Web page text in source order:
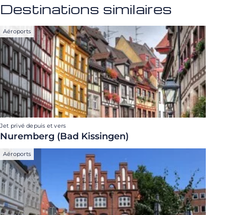
Destinations similaires
Aéroports
Jet privé depuis et vers
Nuremberg (Bad Kissingen)
Aéroports